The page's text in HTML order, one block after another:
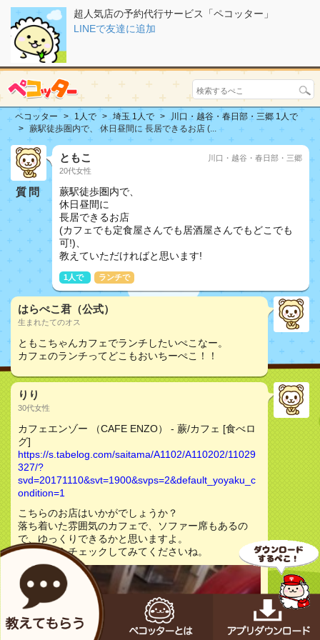
超人気店の予約代行サービス「ペコッター」
LINEで友達に追加
ペコッター 1人で 埼玉 1人で
川口・越谷・春日部・三郷 1人で
蕨駅徒歩圏内で、 休日昼間に 長居できるお店 (...
質問
ともこ
20代女性
川口・越谷・春日部・三郷
蕨駅徒歩圏内で、
休日昼間に
長居できるお店
(カフェでも定食屋さんでも居酒屋さんでもどこでも
可!)、
教えていただければと思います!
1人で ランチで
はらぺこ君（公式）
生まれたてのオス
ともこちゃんカフェでランチしたいぺこなー。
カフェのランチってどこもおいちーぺこ！！
りり
30代女性
カフェエンゾー （CAFE ENZO） - 蕨/カフェ [食べロ
グ]
https://s.tabelog.com/saitama/A1102/A110202/11029
327/?
svd=20171110&svt=1900&svps=2&default_yoyaku_c
ondition=1
こちらのお店はいかがでしょうか？
落ち着いた雰囲気のカフェで、ソファー席もあるの
で、ゆっくりできるかと思いますよ。
良かったらチェックしてみてくださいね。